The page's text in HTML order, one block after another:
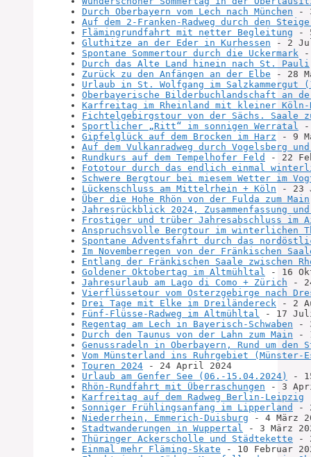
Durch Oberbayern vom Lech nach München -
Auf dem 2-Franken-Radweg durch den
Flämingrundfahrt mit netter Begleitung -
Gluthitze an der Eder in Kurhessen - 2
Spontane Sommertour durch die Uckermark -
Durch das Alte Land hinein nach St. Pauli
Zurück zu den Anfängen an der Elbe - 28
Urlaub in St. Wolfgang im Salzkammergut
Oberbayerische Bilderbuchlandschaft an
Karfreitag im Rheinland mit kleiner Köln-
Fichtelgebirgstour von der Sächs. Saale
Sportlicher „Ritt“ im sonnigen Werratal
-
Gipfelglück auf dem Brocken im Harz - 9
Auf dem Vulkanradweg durch Vogelsberg
Rundkurs auf dem Tempelhofer Feld
- 22
Fototour durch das endlich einmal
Schwere Bergtour bei miesem Wetter im
Lückenschluss am Mittelrhein + Köln - 23
Über die Hohe Rhön von der Fulda zum Main
Jahresrückblick 2024, Zusammenfassung
Frostiger und trüber Jahresabschluss im
Anspruchsvolle Bergtour im winterlichen
Spontane Adventsfahrt durch das
Im Novemberregen von der Fränkischen
Entlang der Fränkischen Saale zwischen
Goldener Oktobertag im Altmühltal
- 16
Jahresurlaub am Lago di Como + Zürich -
Vierflüssetour vom Osterzgebirge nach
Drei Tage mit Elke im Dreiländereck - 2
Fünf-Flüsse-Radweg im Altmühltal
- 17
Regentag am Lech in Bayerisch-Schwaben -
Durch den Taunus von der Lahn zum Main -
Genussradeln in Oberbayern, Rund um den
Vom Münsterland ins Ruhrgebiet (Münster-
Touren 2024 - 24 April 2024
Urlaub am Genfer See (06.-15.04.2024)
-
Rhön-Rundfahrt mit Überraschungen - 3
Karfreitag auf dem Radweg Berlin-Leipzig
Sonniger Frühlingsanfang im Lipperland
-
Niederrhein, Emmerich-Duisburg - 4 März
Stadtwanderungen in Wuppertal
- 3 März
Thüringer Ackerscholle und Städtekette -
Einmal mehr Fläming-Skate - 10 Februar